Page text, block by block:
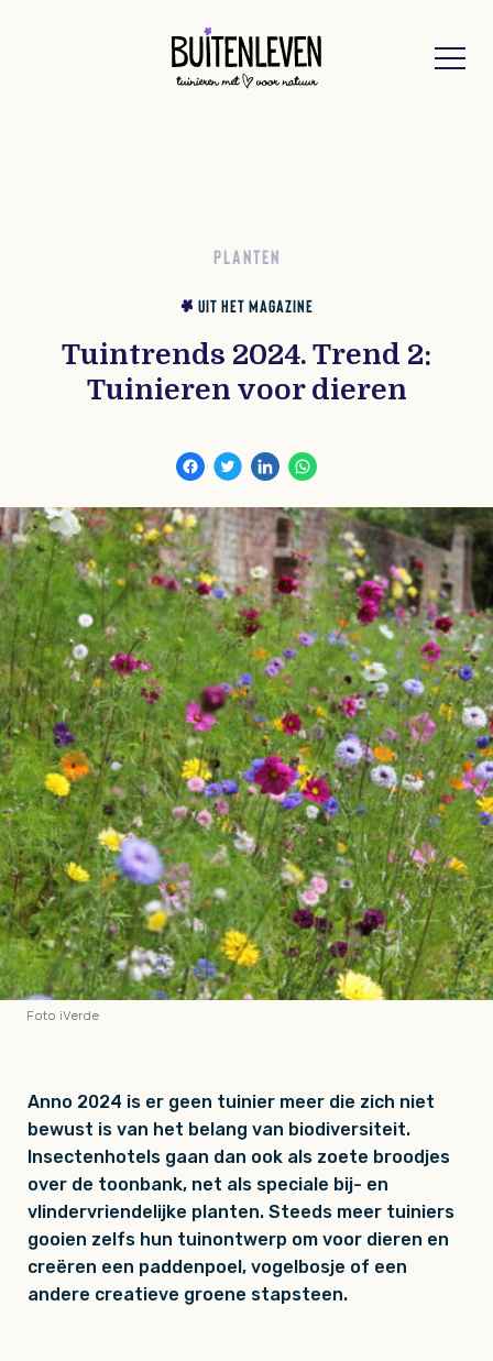
PLANTEN
UIT HET MAGAZINE
Tuintrends 2024. Trend 2:
Tuinieren voor dieren
Foto iVerde
Anno 2024 is er geen tuinier meer die zich niet
bewust is van het belang van biodiversiteit.
Insectenhotels gaan dan ook als zoete broodjes
over de toonbank, net als speciale bij- en
vlindervriendelijke planten. Steeds meer tuiniers
gooien zelfs hun tuinontwerp om voor dieren en
creëren een paddenpoel, vogelbosje of een
andere creatieve groene stapsteen.